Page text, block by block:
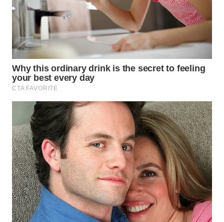
WAHANA
NEWS
WAHANA
TANI
WAHANA
ADVOKAT
WAHANA
INFRASTRUKTUR
WAHANA
KONSUMEN
WAHANA
LISTRIK